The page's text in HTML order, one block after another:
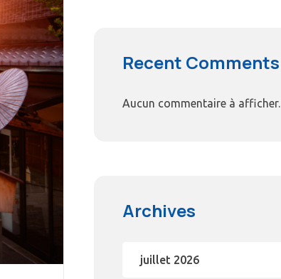
Recent Comments
Aucun commentaire à afficher.
Archives
juillet 2026